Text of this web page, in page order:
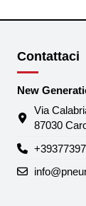
Contattaci
New
Via
87030